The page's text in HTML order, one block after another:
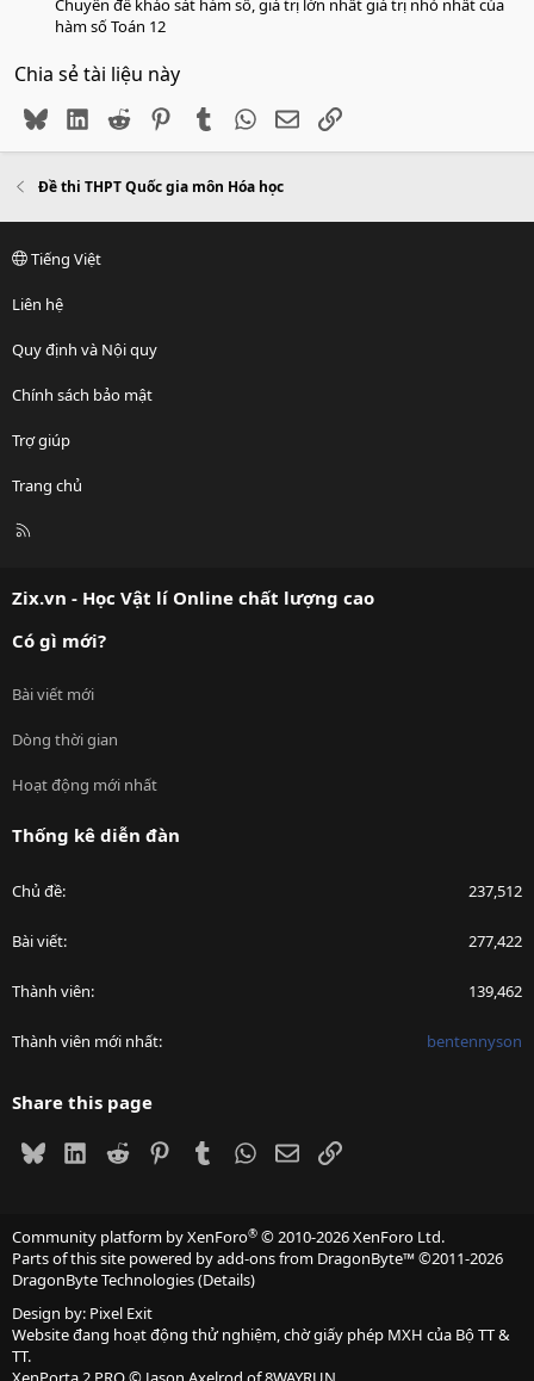
Chuyên đề khảo sát hàm số, giá trị lớn nhất giá trị nhỏ nhất của
hàm số Toán 12
Chia sẻ tài liệu này
BlueskyLinkedIn
Reddit PinterestTumblr WhatsApp
EmailLink
Đề thi THPT Quốc gia môn Hóa học
Tiếng Việt
Liên hệ
Quy định và Nội quy
Chính sách bảo mật
Trợ giúp
Trang chủ
R
Zix.vn - Học Vật lí Online chất lượng cao
Có gì mới?
Bài viết mới
Dòng thời gian
Hoạt động mới nhất
Thống kê diễn đàn
Chủ đề 237,512
Bài viết 277,422
Thành viên 139,462
Thành viên mới nhất bentennyson
Share this page
BlueskyLinkedIn
Reddit PinterestTumblrWhatsApp
EmailLink
Community platform by XenForo® © 2010-2026 XenForo Ltd.
Parts of this site powered byadd-ons from DragonByte™©2011-2026
DragonByte Technologies(Details)
Design by: Pixel Exit
Website đang hoạt động thử nghiệm, chờ giấy phép MXH của Bộ TT &
TT.